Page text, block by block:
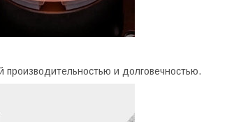
и долговечностью.